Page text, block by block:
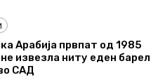
Арабија првпат од 1985
извезла ниту еден барел
САД